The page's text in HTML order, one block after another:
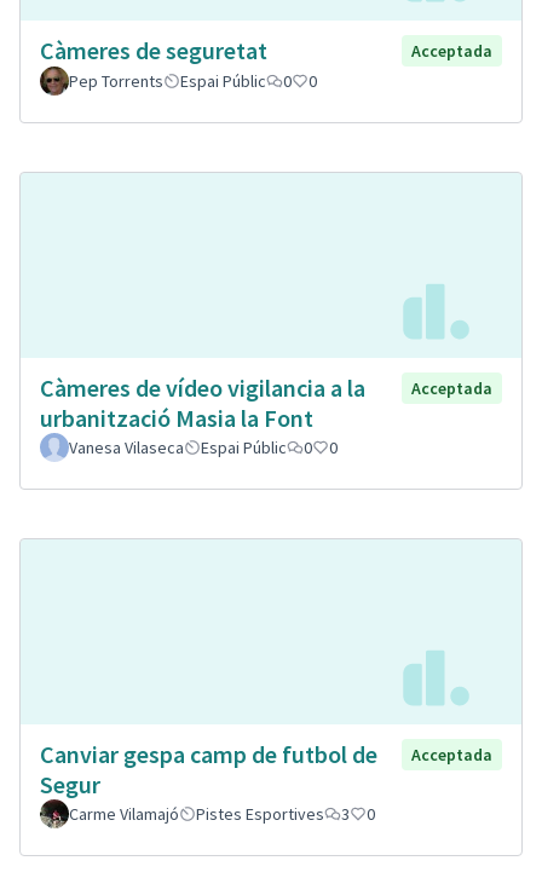
Càmeres de seguretat
Acceptada
Pep Torrents
Espai Públic 0 0
Càmeres de vídeo vigilancia a la
urbanització Masia la Font
Acceptada
Vanesa Vilaseca Espai Públic 0 0
Canviar gespa camp de futbol de
Segur
Acceptada
Carme Vilamajó Pistes Esportives 3 0